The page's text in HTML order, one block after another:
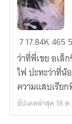
Mafia
Romance
-มาเฟียYaoi-
717.84K465
ว่าที่พี่เขย อเล็
ไฟ ปะทะว่าที่น้องเมีย โซมะ คาเครุ ทายาทยากูซ่า ฉายายังไม่มีแต่
ความแสบเรีย
อัปเดตล่าสุด 18